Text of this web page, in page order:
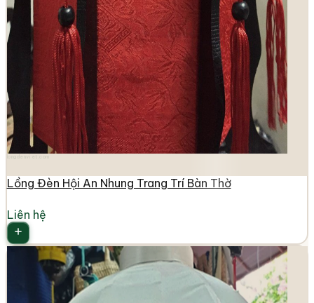
Lồng Đèn Hội An Nhung Trang Trí Bàn Thờ
Liên hệ